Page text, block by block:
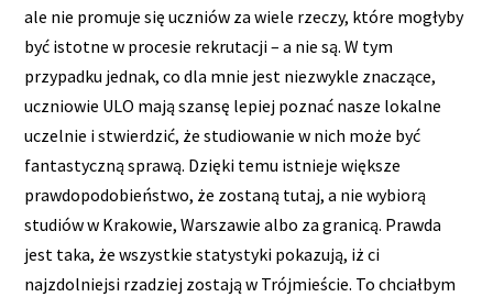
ale nie promuje się uczniów za wiele rzeczy, które mogłyby
być istotne w procesie rekrutacji – a nie są. W tym
przypadku jednak, co dla mnie jest niezwykle znaczące,
uczniowie ULO mają szansę lepiej poznać nasze lokalne
uczelnie i stwierdzić, że studiowanie w nich może być
fantastyczną sprawą. Dzięki temu istnieje większe
prawdopodobieństwo, że zostaną tutaj, a nie wybiorą
studiów w Krakowie, Warszawie albo za granicą. Prawda
jest taka, że wszystkie statystyki pokazują, iż ci
najzdolniejsi rzadziej zostają w Trójmieście. To chciałbym